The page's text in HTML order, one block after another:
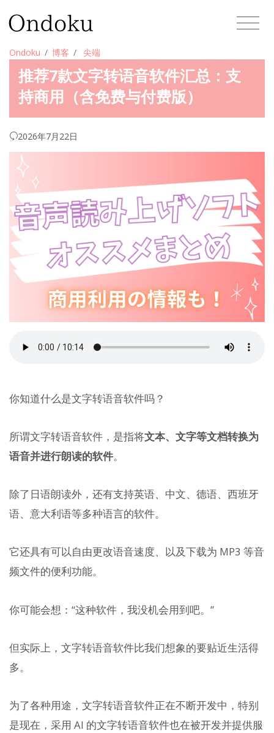
Ondoku 博客 尖端
推荐7款文字转语音软件汇总：支
持商用（含免费与付费版）
2026年7月22日
你知道什么是文字转语音软件吗？
所谓文字转语音软件，是指将文本、文字等文档转换为
语音并进行朗读的软件。
除了日语朗读外，还有支持英语、中文、德语、西班牙
语、意大利语等多种语言的软件。
它还具有可以自由更改语音速度、以及下载为 MP3 等音
频文件的便利功能。
你可能会想：“这种软件，我没机会用到吧。”
但实际上，文字转语音软件比我们想象的要贴近生活得
多。
为了各种用途，文字转语音软件正在不断开发中，特别
是现在，采用 AI 的文字转语音软件也在被开发并提供服